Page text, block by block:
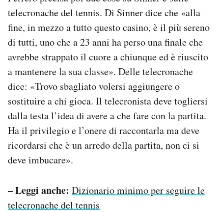
telecronache del tennis. Di Sinner dice che «alla
fine, in mezzo a tutto questo casino, è il più sereno
di tutti, uno che a 23 anni ha perso una finale che
avrebbe strappato il cuore a chiunque ed è riuscito
a mantenere la sua classe». Delle telecronache
dice: «Trovo sbagliato volersi aggiungere o
sostituire a chi gioca. Il telecronista deve togliersi
dalla testa l’idea di avere a che fare con la partita.
Ha il privilegio e l’onere di raccontarla ma deve
ricordarsi che è un arredo della partita, non ci si
deve imbucare».
– Leggi anche: Dizionario minimo per seguire le
telecronache del tennis